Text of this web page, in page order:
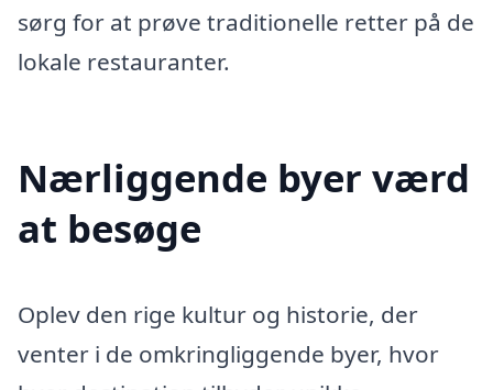
sørg for at prøve traditionelle retter på de
lokale restauranter.
Nærliggende byer værd
at besøge
Oplev den rige kultur og historie, der
venter i de omkringliggende byer, hvor